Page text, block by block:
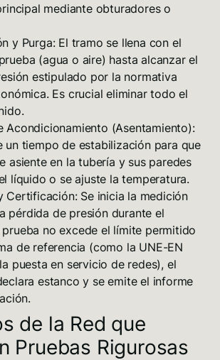
mediante obturadores o
y Purga:El tramo se llena con el
(agua o aire) hasta alcanzar el
estipulado por la normativa
Es crucial eliminar todo el
Acondicionamiento (Asentamiento):
un tiempo de estabilización para que
asiente en la tubería y sus paredes
líquido o se ajuste la temperatura.
Certificación:Se inicia la medición
pérdida de presión durante el
no excede el límite permitido
de referencia (como la UNE-EN
puesta en servicio de redes), el
estanco y se emite el informe
de la Red que
Pruebas Rigurosas